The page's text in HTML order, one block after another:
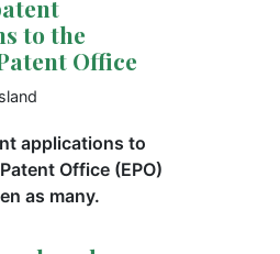
to the
Office
applications to
Office (EPO)
as many.